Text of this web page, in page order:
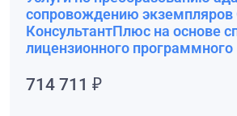
сопровождению экземпляров
КонсультантПлюс на основе
лицензионного программного
714 711 ₽